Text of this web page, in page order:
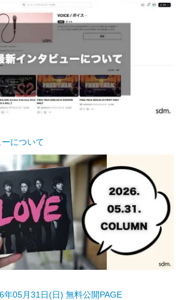
について
年05月31日(日) 無料公開PAGE